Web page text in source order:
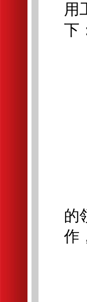
用
下
的
作